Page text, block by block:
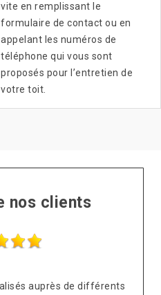
vite en remplissant le
formulaire de contact ou en
appelant les numéros de
téléphone qui vous sont
proposés pour l’entretien de
votre toit.
nos clients
auprès de différents